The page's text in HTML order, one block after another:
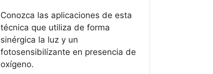
Conozca las aplicaciones de esta
técnica que utiliza de forma
sinérgica la luz y un
fotosensibilízante en presencia de
oxígeno.